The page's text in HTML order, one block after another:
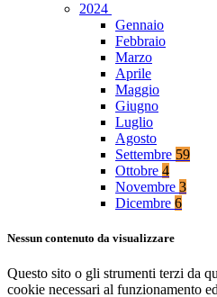
2024
Gennaio
Febbraio
Marzo
Aprile
Maggio
Giugno
Luglio
Agosto
Settembre 59
Ottobre 4
Novembre 3
Dicembre 6
Nessun contenuto da visualizzare
Questo sito o gli strumenti terzi da
cookie necessari al funzionamento